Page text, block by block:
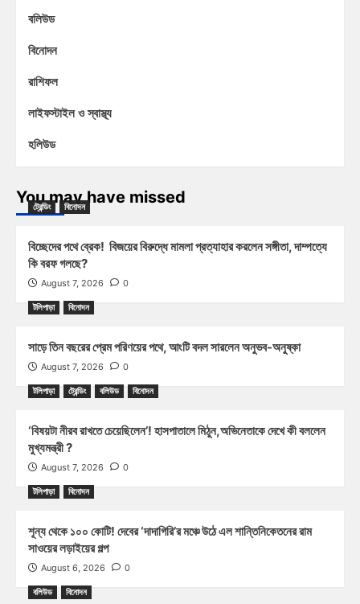
বলিউড
বিনোদন
রাশিফল
লাইফস্টাইল ও স্বাস্থ্য
হলিউড
You may have missed
ট্রেন্ডিং বিনোদন
বিচ্ছেদের পথে ব্রেক! বিজয়ের বিরুদ্ধে মামলা প্রত্যাহার করলেন সঙ্গীতা, দাম্পত্যে
কি বরফ গলছে?
August 7, 2026 0
টলিপাড়া বিনোদন
সাড়ে তিন বছরের প্রেম পরিণয়ের পথে, আংটি বদল সারলেন অনুভব-অনুষ্কা
August 7, 2026 0
টলিপাড়া ট্রেন্ডিং বলিউড বিনোদন
‘বিষয়টা নীরব রাখতে চেয়েছিলেন’! হাসপাতালে মিঠুন,অভিনেতাকে দেখে কী বললেন
মুখ্যমন্ত্রী ?
August 7, 2026 0
টলিপাড়া বিনোদন
শূন্য থেকে ১০০ কোটি! দেবের ‘দাদাগিরি’র মঞ্চে উঠে এল শান্তিনিকেতনের রাম
সাওয়ের লড়াইয়ের গল্প
August 6, 2026 0
বলিউড বিনোদন